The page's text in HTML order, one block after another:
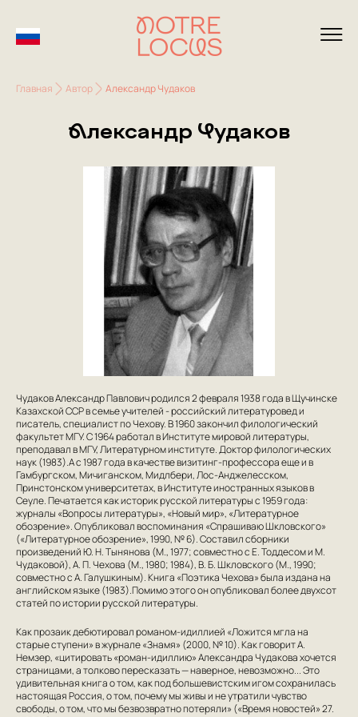
Главная Автор Александр Чудаков
Александр Чудаков
Чудаков Александр Павлович родился 2 февраля 1938 года в Щучинске
Казахской ССР в семье учителей - российский литературовед и
писатель, специалист по Чехову. В 1960 закончил филологический
факультет МГУ. С 1964 работал в Институте мировой литературы,
преподавал в МГУ, Литературном институте. Доктор филологических
наук (1983).А с 1987 года в качестве визитинг-профессора еще и в
Гамбургском, Мичиганском, Мидлбери, Лос-Анджелесском,
Принстонском университетах, в Институте иностранных языков в
Сеуле. Печатается как историк русской литературы с 1959 года:
журналы «Вопросы литературы», «Новый мир», «Литературное
обозрение». Опубликовал воспоминания «Спрашиваю Шкловского»
(«Литературное обозрение», 1990, № 6). Составил сборники
произведений Ю. Н. Тынянова (М., 1977; совместно с Е. Тоддесом и М.
Чудаковой), А. П. Чехова (М., 1980; 1984), В. Б. Шкловского (М., 1990;
совместно с А. Галушкиным). Книга «Поэтика Чехова» была издана на
английском языке (1983).Помимо этого он опубликовал более двухсот
статей по истории русской литературы.
Как прозаик дебютировал романом-идиллией «Ложится мгла на
старые ступени» в журнале «Знамя» (2000, № 10). Как говорит А.
Немзер, «цитировать «роман-идиллию» Александра Чудакова хочется
страницами, а толково пересказать — наверное, невозможно... Это
удивительная книга о том, как под большевистским игом сохранилась
настоящая Россия, о том, почему мы живы и не утратили чувство
свободы, о том, что мы безвозвратно потеряли» («Время новостей» 27.